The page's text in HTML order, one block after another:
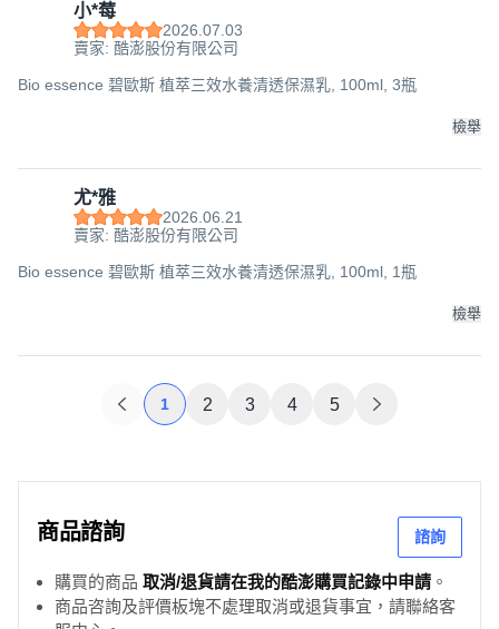
小*莓
2026.07.03
賣家: 酷澎股份有限公司
Bio essence 碧歐斯 植萃三效水養清透保濕乳, 100ml, 3瓶
檢舉
尤*雅
2026.06.21
賣家: 酷澎股份有限公司
Bio essence 碧歐斯 植萃三效水養清透保濕乳, 100ml, 1瓶
檢舉
1 2 3 4 5
商品諮詢 諮詢
購買的商品 取消/退貨請在我的酷澎購買記錄中申請 。
商品咨詢及評價板塊不處理取消或退貨事宜，請聯絡客